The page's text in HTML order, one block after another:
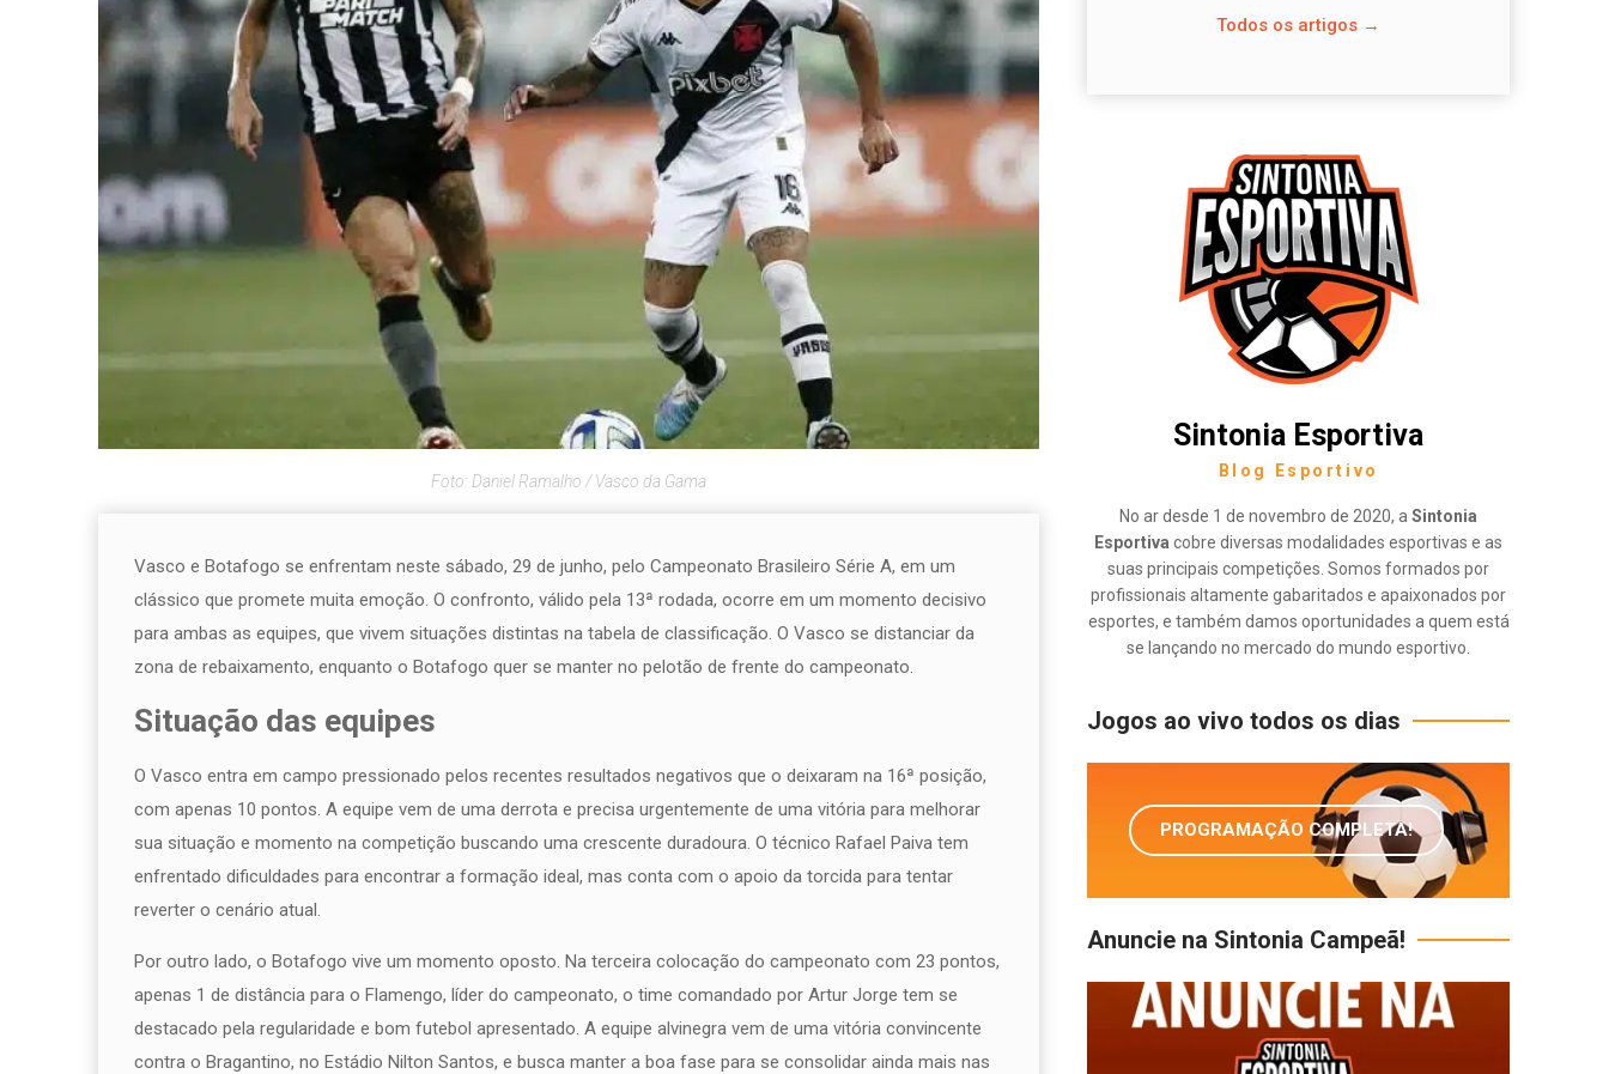
Foto: Daniel Ramalho / Vasco da Gama
Vasco e Botafogo se enfrentam neste sábado, 29 de junho, pelo Campeonato Brasileiro Série A, em um
clássico que promete muita emoção. O confronto, válido pela 13ª rodada, ocorre em um momento decisivo
para ambas as equipes, que vivem situações distintas na tabela de classificação. O Vasco se distanciar da
zona de rebaixamento, enquanto o Botafogo quer se manter no pelotão de frente do campeonato.
Situação das equipes
O Vasco entra em campo pressionado pelos recentes resultados negativos que o deixaram na 16ª posição,
com apenas 10 pontos. A equipe vem de uma derrota e precisa urgentemente de uma vitória para melhorar
sua situação e momento na competição buscando uma crescente duradoura. O técnico Rafael Paiva tem
enfrentado dificuldades para encontrar a formação ideal, mas conta com o apoio da torcida para tentar
reverter o cenário atual.
Por outro lado, o Botafogo vive um momento oposto. Na terceira colocação do campeonato com 23 pontos,
apenas 1 de distância para o Flamengo, líder do campeonato, o time comandado por Artur Jorge tem se
destacado pela regularidade e bom futebol apresentado. A equipe alvinegra vem de uma vitória convincente
contra o Bragantino, no Estádio Nilton Santos, e busca manter a boa fase para se consolidar ainda mais nas
Todos os artigos →
Sintonia Esportiva
Blog Esportivo
No ar desde 1 de novembro de 2020, aSintonia
Esportiva cobre diversas modalidades esportivas e as
suas principais competições. Somos formados por
profissionais altamente gabaritados e apaixonados por
esportes, e também damos oportunidades a quem está
se lançando no mercado do mundo esportivo.
Jogos ao vivo todos os dias
PROGRAMAÇÃO COMPLETA!
Anuncie na Sintonia Campeã!